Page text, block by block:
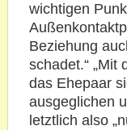
wichtigen
Beziehung
schadet.“
das Ehepaar
ausgeglichen
letztlich also